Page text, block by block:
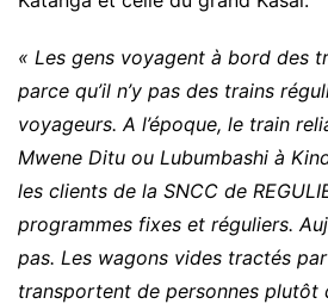
« Les gens voyagent à bord des
parce qu’il n’y pas des trains
voyageurs. A l’époque, le train
Mwene Ditu ou Lubumbashi à
les clients de la SNCC de
programmes fixes et réguliers.
pas. Les wagons vides tractés
transportent de personnes plutôt